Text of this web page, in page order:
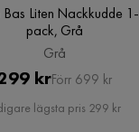
Bas Liten Nackkudde 1-
pack, Grå
Grå
Pris
krOriginal
Pris
Förr 699 kr
lägsta pris 299 kr